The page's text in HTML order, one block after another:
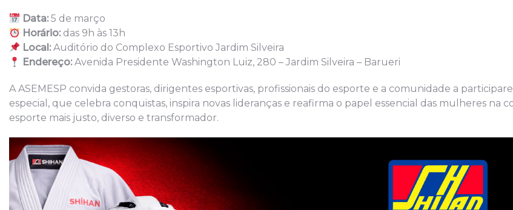
Data: 5 de março
Horário: das 9h às 13h
Local: Auditório do Complexo Esportivo Jardim Silveira
Endereço: Avenida Presidente Washington Luiz, 280 – Jardim Silveira – Barueri
A ASEMESP convida gestoras, dirigentes esportivas, profissionais do esporte e a comunidade a
especial, que celebra conquistas, inspira novas lideranças e reafirma o papel essencial das mulheres na
esporte mais justo, diverso e transformador.